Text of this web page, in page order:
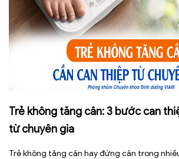
Trẻ không tăng cân: 3 bước can
từ chuyên gia
Trẻ không tăng cân hay đứng cân trong